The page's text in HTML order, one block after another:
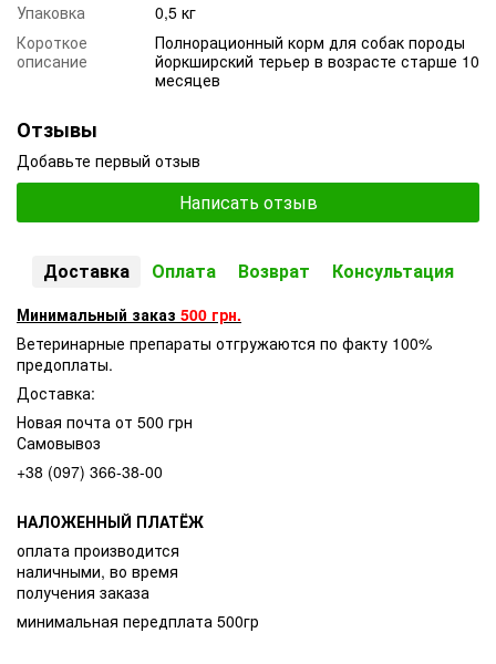
Упаковка
0,5 кг
Короткое
описание
Полнорационный корм для собак породы
йоркширский терьер в возрасте старше 10
месяцев
Отзывы
Добавьте первый отзыв
Написать отзыв
Доставка Оплата Возврат Консультация
Минимальный заказ 500 грн.
Ветеринарные препараты отгружаются по факту 100%
предоплаты.
Доставка:
Новая почта от 500 грн
Самовывоз
+38 (097) 366-38-00
НАЛОЖЕННЫЙ ПЛАТЁЖ
оплата производится
наличными, во время
получения заказа
минимальная передплата 500гр